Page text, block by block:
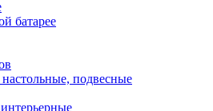
батарее
подвесные